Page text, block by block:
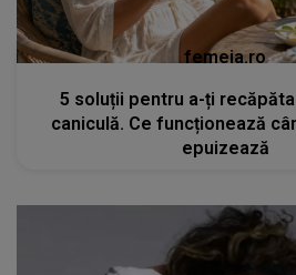
femeia.ro
5 soluții pentru a-ți
caniculă. Ce funcționează
epuizează